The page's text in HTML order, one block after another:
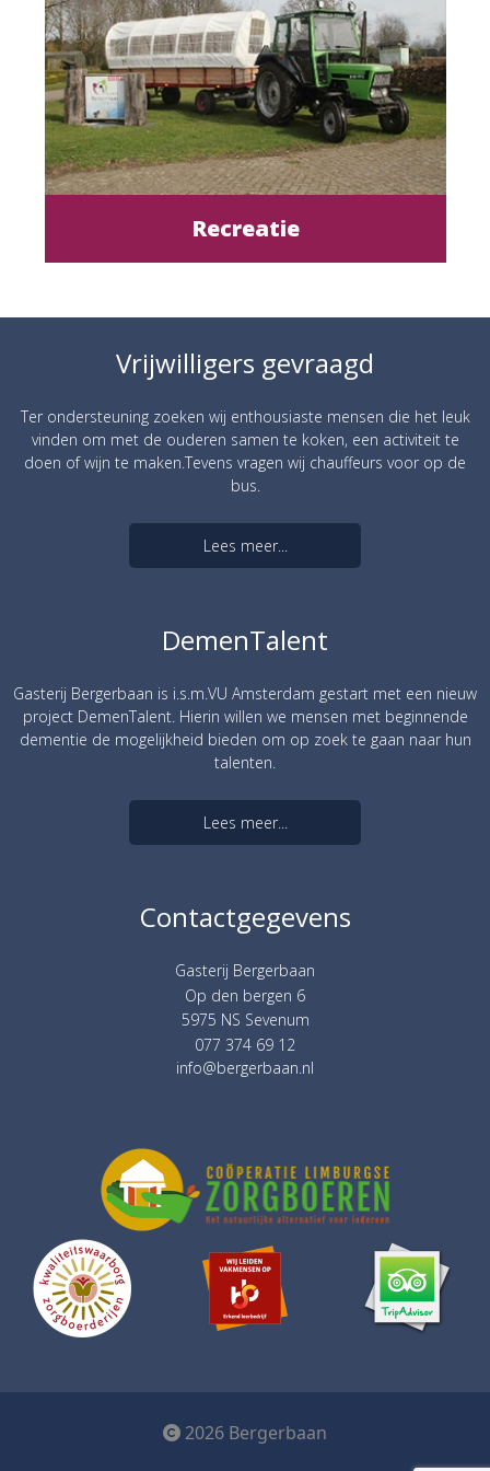
Recreatie
Vrijwilligers gevraagd
Ter ondersteuning zoeken wij enthousiaste mensen die het leuk
vinden om met de ouderen samen te koken, een activiteit te
doen of wijn te maken.Tevens vragen wij chauffeurs voor op de
bus.
Lees meer...
DemenTalent
Gasterij Bergerbaan is i.s.m.VU Amsterdam gestart met een nieuw
project DemenTalent. Hierin willen we mensen met beginnende
dementie de mogelijkheid bieden om op zoek te gaan naar hun
talenten.
Lees meer...
Contactgegevens
Gasterij Bergerbaan
Op den bergen 6
5975 NS Sevenum
077 374 69 12
info@bergerbaan.nl
2026 Bergerbaan